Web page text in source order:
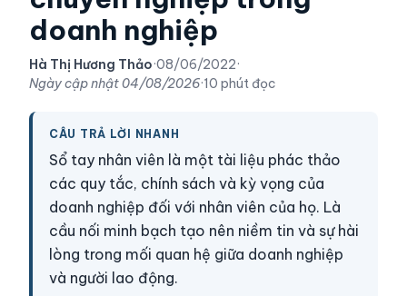
doanh nghiệp
Hà Thị Hương Thảo·08/06/2022·
Ngày cập nhật04/08/2026·10 phút đọc
CÂU TRẢ LỜI NHANH
Sổ tay nhân viên là một tài liệu phác thảo
các quy tắc, chính sách và kỳ vọng của
doanh nghiệp đối với nhân viên của họ. Là
cầu nối minh bạch tạo nên niềm tin và sự hài
lòng trong mối quan hệ giữa doanh nghiệp
và người lao động.